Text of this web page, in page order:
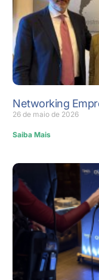
Networking
26 de maio de 2026
Saiba Mais